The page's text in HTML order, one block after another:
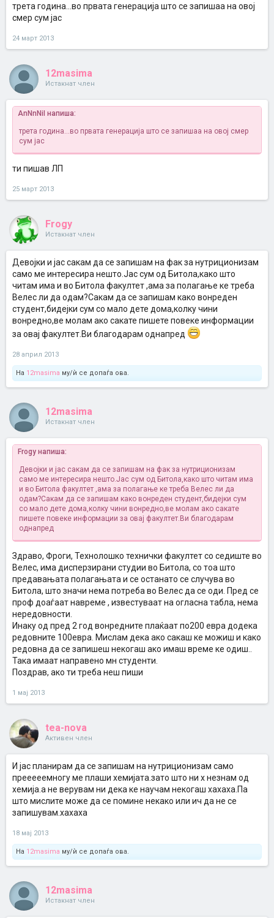
трета година...во првата генерација што се запишаа на овој
смер сум јас
24 март 2013
12masima
Истакнат член
AnNnNiI напиша:
трета година...во првата генерација што се запишаа на овој смер
сум јас
ти пишав ЛП
25 март 2013
Frogy
Истакнат член
Девојки и јас сакам да се запишам на фак за нутриционизам
само ме интересира нешто.Јас сум од Битола,како што
читам има и во Битола факултет ,ама за полагање ке треба
Велес ли да одам?Сакам да се запишам како вонреден
студент,бидејки сум со мало дете дома,колку чини
вонредно,ве молам ако сакате пишете повеке информации
за овај факултет.Ви благодарам однапред
28 април 2013
На 12masima му/ѝ се допаѓа ова.
12masima
Истакнат член
Frogy напиша:
Девојки и јас сакам да се запишам на фак за нутриционизам
само ме интересира нешто.Јас сум од Битола,како што читам има
и во Битола факултет ,ама за полагање ке треба Велес ли да
одам?Сакам да се запишам како вонреден студент,бидејки сум
со мало дете дома,колку чини вонредно,ве молам ако сакате
пишете повеке информации за овај факултет.Ви благодарам
однапред
Здраво, Фроги, Технолошко технички факултет со седиште во
Велес, има дисперзирани студии во Битола, со тоа што
предавањата полагањата и се останато се случува во
Битола, што значи нема потреба во Велес да се оди. Пред се
проф доаѓаат навреме , известуваат на огласна табла, нема
нередовности.
Инаку од пред 2 год вонредните плаќаат по200 евра додека
редовните 100евра. Мислам дека ако сакаш ке можиш и како
редовна да се запишеш некогаш ако имаш време ке одиш..
Така имаат направено мн студенти.
Поздрав, ако ти треба неш пиши
1 мај 2013
tea-nova
Активен член
И јас планирам да се запишам на нутриционизам само
прееееемногу ме плаши хемијата.зато што ни х незнам од
хемија.а не верувам ни дека ке научам некогаш хахаха.Па
што мислите може да се помине некако или ич да не се
запишувам.хахаха
18 мај 2013
На 12masima му/ѝ се допаѓа ова.
12masima
Истакнат член